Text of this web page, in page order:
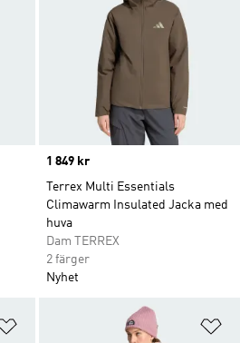
Price
1 849 kr
Terrex Multi Essentials
Climawarm Insulated Jacka med
huva
Dam TERREX
2 färger
Nyhet
Lägg till på önskelistan